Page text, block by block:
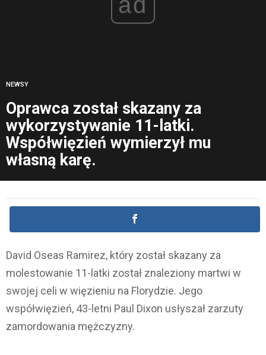
NEWSY
Oprawca został skazany za
wykorzystywanie 11-latki.
Współwięzień wymierzył mu
własną karę.
David Oseas Ramirez, który został skazany za
molestowanie 11-latki został znaleziony martwi w
swojej celi w więzieniu na Florydzie. Jego
współwięzień, 43-letni Paul Dixon usłyszał zarzuty
zamordowania mężczyzny.